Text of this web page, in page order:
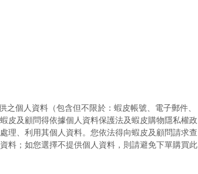
個人資料（包含但不限於：蝦皮帳號、電子郵件、
皮及顧問得依據個人資料保護法及蝦皮購物隱私權政
理、利用其個人資料。您依法得向蝦皮及顧問請求查
料；如您選擇不提供個人資料，則請避免下單購買此